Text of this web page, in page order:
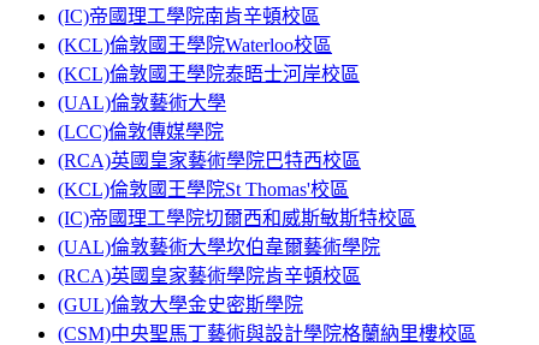
(IC)帝國理工學院南肯辛頓校區
(KCL)倫敦國王學院Waterloo校區
(KCL)倫敦國王學院泰晤士河岸校區
(UAL)倫敦藝術大學
(LCC)倫敦傳媒學院
(RCA)英國皇家藝術學院巴特西校區
(KCL)倫敦國王學院St Thomas'校區
(IC)帝國理工學院切爾西和威斯敏斯特校區
(UAL)倫敦藝術大學坎伯韋爾藝術學院
(RCA)英國皇家藝術學院肯辛頓校區
(GUL)倫敦大學金史密斯學院
(CSM)中央聖馬丁藝術與設計學院格蘭納里樓校區